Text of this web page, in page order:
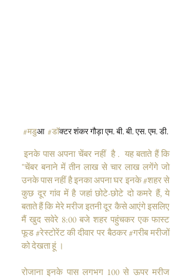
#मडुआ #डॉक्टर शंकर गौड़ा एम. बी. बी. एस. एम. डी.
इनके पास अपना चेंबर नहीं  है .  यह बताते हैं कि
"चेंबर बनाने में तीन लाख से चार लाख लगेंगे जो
उनके पास नहीं है इनका अपना घर इनके #शहर से
कुछ दूर गांव में है जहां छोटे-छोटे दो कमरे हैं, ये
बताते हैं कि मेरे मरीज इतनी दूर कैसे आएंगे इसलिए
मैं खुद सवेरे 8:00 बजे शहर पहुंचकर एक फास्ट
फूड #रेस्टोरेंट की दीवार पर बैठकर #गरीब मरीजों
को देखता हूं ।
रोजाना इनके पास लगभग 100 से ऊपर मरीज